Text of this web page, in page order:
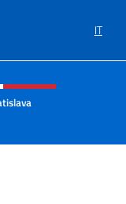
IT
e menù